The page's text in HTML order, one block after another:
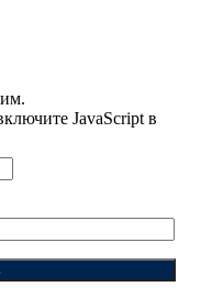
JavaScript в